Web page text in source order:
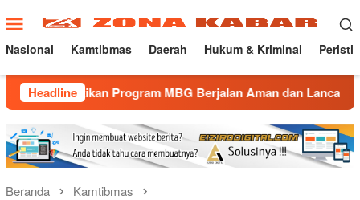
ke
konten
Menu
Mobile
Nasional Kamtibmas Daerah Hukum & Kriminal
Headline
Program MBG Berjalan Aman dan Lancar Gatur
Beranda Kamtibmas